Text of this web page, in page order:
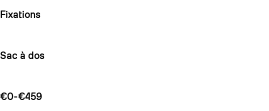
Fixations
Sac à dos
€0-€459